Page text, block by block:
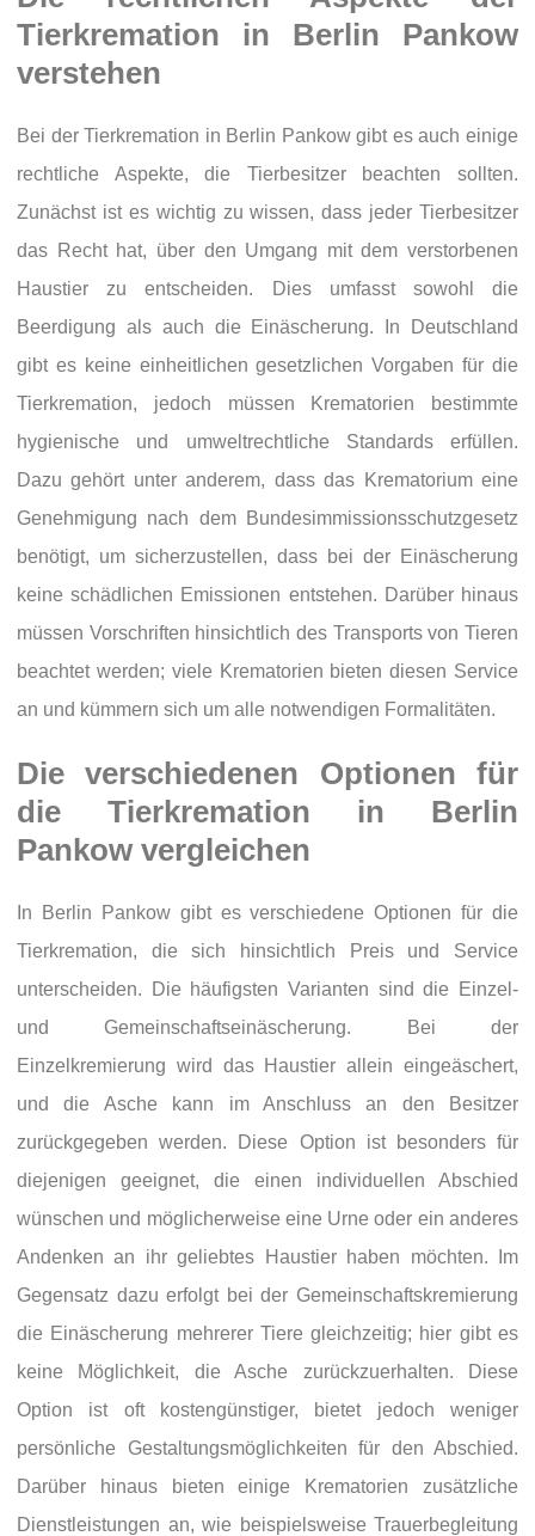
Tierkremation in Berlin Pankow
verstehen
Bei der Tierkremation in Berlin Pankow gibt es auch einige
rechtliche Aspekte, die Tierbesitzer beachten sollten.
Zunächst ist es wichtig zu wissen, dass jeder Tierbesitzer
das Recht hat, über den Umgang mit dem verstorbenen
Haustier zu entscheiden. Dies umfasst sowohl die
Beerdigung als auch die Einäscherung. In Deutschland
gibt es keine einheitlichen gesetzlichen Vorgaben für die
Tierkremation, jedoch müssen Krematorien bestimmte
hygienische und umweltrechtliche Standards erfüllen.
Dazu gehört unter anderem, dass das Krematorium eine
Genehmigung nach dem Bundesimmissionsschutzgesetz
benötigt, um sicherzustellen, dass bei der Einäscherung
keine schädlichen Emissionen entstehen. Darüber hinaus
müssen Vorschriften hinsichtlich des Transports von Tieren
beachtet werden; viele Krematorien bieten diesen Service
an und kümmern sich um alle notwendigen Formalitäten.
Die verschiedenen Optionen für
die Tierkremation in Berlin
Pankow vergleichen
In Berlin Pankow gibt es verschiedene Optionen für die
Tierkremation, die sich hinsichtlich Preis und Service
unterscheiden. Die häufigsten Varianten sind die Einzel-
und Gemeinschaftseinäscherung. Bei der
Einzelkremierung wird das Haustier allein eingeäschert,
und die Asche kann im Anschluss an den Besitzer
zurückgegeben werden. Diese Option ist besonders für
diejenigen geeignet, die einen individuellen Abschied
wünschen und möglicherweise eine Urne oder ein anderes
Andenken an ihr geliebtes Haustier haben möchten. Im
Gegensatz dazu erfolgt bei der Gemeinschaftskremierung
die Einäscherung mehrerer Tiere gleichzeitig; hier gibt es
keine Möglichkeit, die Asche zurückzuerhalten. Diese
Option ist oft kostengünstiger, bietet jedoch weniger
persönliche Gestaltungsmöglichkeiten für den Abschied.
Darüber hinaus bieten einige Krematorien zusätzliche
Dienstleistungen an, wie beispielsweise Trauerbegleitung